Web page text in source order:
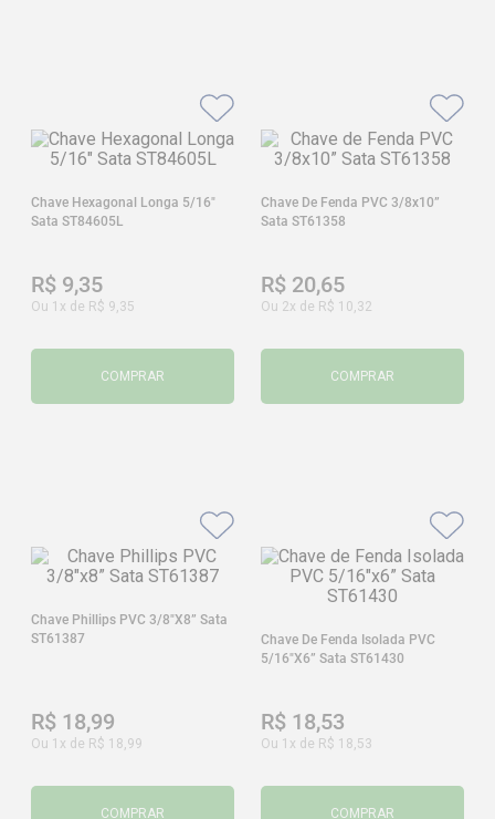
Chave Hexagonal Longa 5/16"
Sata ST84605L
R$ 9,35
Ou 1 x de R$ 9,35
COMPRAR
Chave De Fenda PVC 3/8x10”
Sata ST61358
R$ 20,65
Ou 2x de R$ 10,32
COMPRAR
Chave Phillips PVC 3/8"x8” Sata
ST61387
R$ 18,99
Ou 1 x de R$ 18,99
COMPRAR
Chave De Fenda Isolada PVC
5/16"x6” Sata ST61430
R$ 18,53
Ou 1 x de R$ 18,53
COMPRAR